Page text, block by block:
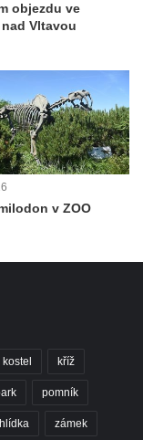
objezdu ve
Vltavou
v ZOO
kostel kříž
pomník
zámek